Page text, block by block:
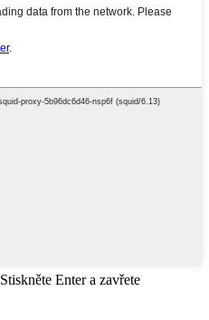
Stiskněte Enter a zavřete